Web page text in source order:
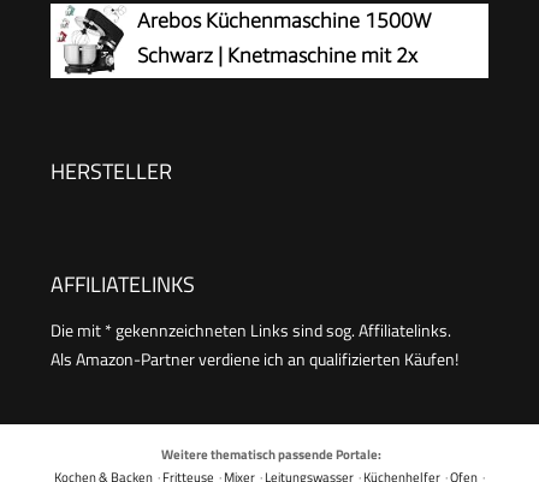
Scheiben, 4 Stufen,
Knethaken/Rührbesen/Schlagbesen,
Arebos Küchenmaschine 1500W
Schwarz | Knetmaschine mit 2x
Knethaken, Schlagbesen und Spritzschutz | 6
HERSTELLER
AFFILIATELINKS
Die mit * gekennzeichneten Links sind sog. Affiliatelinks.
Als Amazon-Partner verdiene ich an qualifizierten Käufen!
Weitere thematisch passende Portale:
Kochen & Backen ·Fritteuse ·Mixer ·Leitungswasser ·Küchenhelfer ·Ofen ·